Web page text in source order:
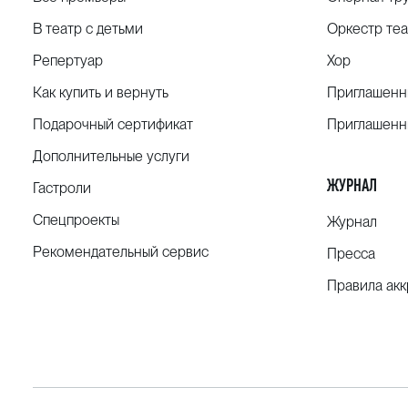
В театр с детьми
Репертуар
Как купить и вернуть
Подарочный сертификат
Дополнительные услуги
Гастроли
Спецпроекты
Рекомендательный сервис
Оркестр
Хор
ЖУРНАЛ
Журнал
Пресса
Правила